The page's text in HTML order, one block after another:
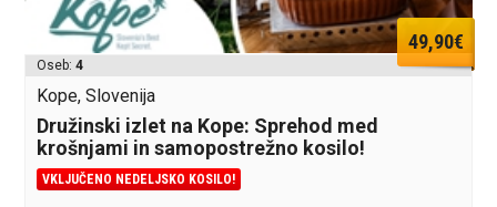
49,90€
Oseb:4
Kope, Slovenija
Družinski izlet na Kope: Sprehod med
krošnjami in samopostrežno kosilo!
VKLJUČENO NEDELJSKO KOSILO!